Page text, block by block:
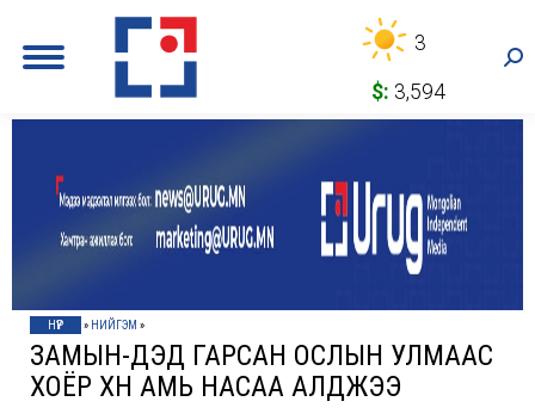
3
$: 3,594
НҮҮР » НИЙГЭМ »
ЗАМЫН-ҮҮДЭД ГАРСАН ОСЛЫН УЛМААС
ХОЁР ХҮН АМЬ НАСАА АЛДЖЭЭ